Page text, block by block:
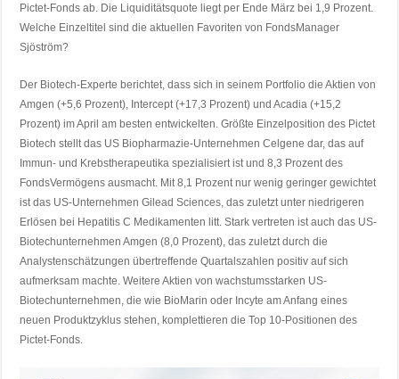
Pictet-Fonds ab. Die Liquiditätsquote liegt per Ende März bei 1,9 Prozent.
Welche Einzeltitel sind die aktuellen Favoriten von FondsManager
Sjöström?
Der Biotech-Experte berichtet, dass sich in seinem Portfolio die Aktien von
Amgen (+5,6 Prozent), Intercept (+17,3 Prozent) und Acadia (+15,2
Prozent) im April am besten entwickelten. Größte Einzelposition des Pictet
Biotech stellt das US Biopharmazie-Unternehmen Celgene dar, das auf
Immun- und Krebstherapeutika spezialisiert ist und 8,3 Prozent des
FondsVermögens ausmacht. Mit 8,1 Prozent nur wenig geringer gewichtet
ist das US-Unternehmen Gilead Sciences, das zuletzt unter niedrigeren
Erlösen bei Hepatitis C Medikamenten litt. Stark vertreten ist auch das US-
Biotechunternehmen Amgen (8,0 Prozent), das zuletzt durch die
Analystenschätzungen übertreffende Quartalszahlen positiv auf sich
aufmerksam machte. Weitere Aktien von wachstumsstarken US-
Biotechunternehmen, die wie BioMarin oder Incyte am Anfang eines
neuen Produktzyklus stehen, komplettieren die Top 10-Positionen des
Pictet-Fonds.